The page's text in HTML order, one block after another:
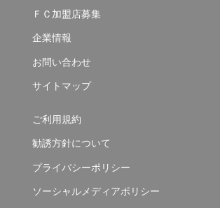
ＦＣ加盟店募集
企業情報
お問い合わせ
サイトマップ
ご利用規約
勧誘方針について
プライバシーポリシー
ソーシャルメディアポリシー